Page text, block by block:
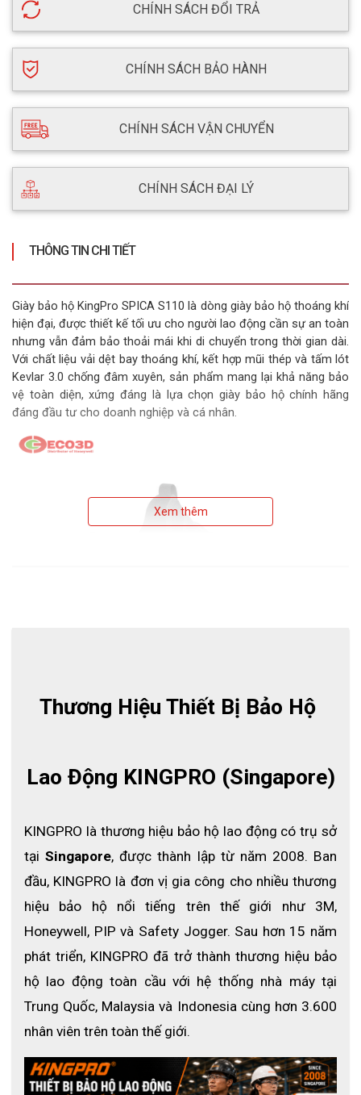
CHÍNH SÁCH ĐỔI TRẢ
CHÍNH SÁCH BẢO HÀNH
CHÍNH SÁCH VẬN CHUYỂN
CHÍNH SÁCH ĐẠI LÝ
THÔNG TIN CHI TIẾT
Giày bảo hộ KingPro SPICA S110 là dòng giày bảo hộ thoáng khí
hiện đại, được thiết kế tối ưu cho người lao động cần sự an toàn
nhưng vẫn đảm bảo thoải mái khi di chuyển trong thời gian dài.
Với chất liệu vải dệt bay thoáng khí, kết hợp mũi thép và tấm lót
Kevlar 3.0 chống đâm xuyên, sản phẩm mang lại khả năng bảo
vệ toàn diện, xứng đáng là lựa chọn giày bảo hộ chính hãng
đáng đầu tư cho doanh nghiệp và cá nhân.
THÔNG SỐ SẢN PHẨM
Mã sản phẩm:S110
Thương hiệu:KingPro
Màu sắc:Xanh đen
Chất liệu thân giày:Vải dệt bay thoáng khí – siêu bền
Chất liệu chống mài mòn cao cấp
Đế ngoài:
PU bền chắc – bám nền tốt
Đế lót trong:
Bọt biển đàn hồi cao, hỗ trợ di chuyển êm ái
Tiêu chuẩn:EN ISO 20345:2011 S3
Xem thêm
Thương Hiệu Thiết Bị Bảo Hộ
Lao Động KINGPRO (Singapore)
KINGPRO là thương hiệu bảo hộ lao động có trụ sở
tại Singapore, được thành lập từ năm 2008. Ban
đầu, KINGPRO là đơn vị gia công cho nhiều thương
hiệu bảo hộ nổi tiếng trên thế giới như 3M,
Honeywell, PIP và Safety Jogger. Sau hơn 15 năm
phát triển, KINGPRO đã trở thành thương hiệu bảo
hộ lao động toàn cầu với hệ thống nhà máy tại
Trung Quốc, Malaysia và Indonesia cùng hơn 3.600
nhân viên trên toàn thế giới.